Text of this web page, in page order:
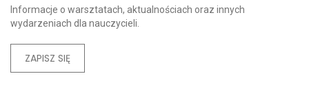
Informacje o warsztatach, aktualnościach oraz innych
wydarzeniach dla nauczycieli.
ZAPISZ SIĘ